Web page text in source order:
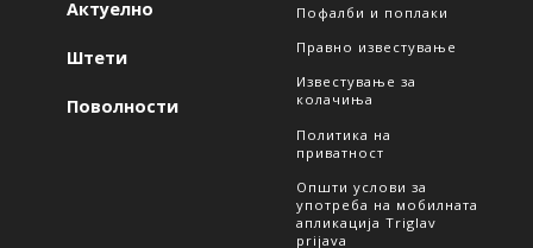
Актуелно
Штети
Поволности
Пофалби и поплаки
Правно известување
Известување за
колачиња
Политика на
приватност
Општи услови за
употреба на мобилната
апликација Triglav
prijava